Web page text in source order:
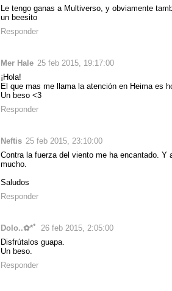
Le tengo ganas a Multiverso, y obviamente
un beesito
Responder
Mer Hale 25 feb 2015, 19:17:00
¡Hola!
El que mas me llama la atención en Heima es
Un beso <3
Responder
Neftis 25 feb 2015, 23:10:00
Contra la fuerza del viento me ha encantado.
mucho.
Saludos
Responder
Dolo..✿*ﾟ
26 feb 2015, 2:05:00
Disfrútalos guapa.
Un beso.
Responder